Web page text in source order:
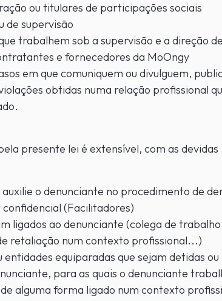
ou titulares de participações sociais
de supervisão
trabalhem sob a supervisão e a direção de
e fornecedores da MoOngy
em que comuniquem ou divulguem,
obtidas numa relação profissional
presente lei é extensível, com as devidas
auxilie o denunciante no procedimento de
confidencial (Facilitadores)
ligados ao denunciante (colega de
retaliação num contexto profissional...)
entidades equiparadas que sejam detidas ou
para as quais o denunciante
alguma forma ligado num contexto